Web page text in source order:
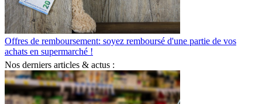
Offres de remboursement: soyez remboursé d'une partie de vos
achats en supermarché !
Nos derniers articles & actus :